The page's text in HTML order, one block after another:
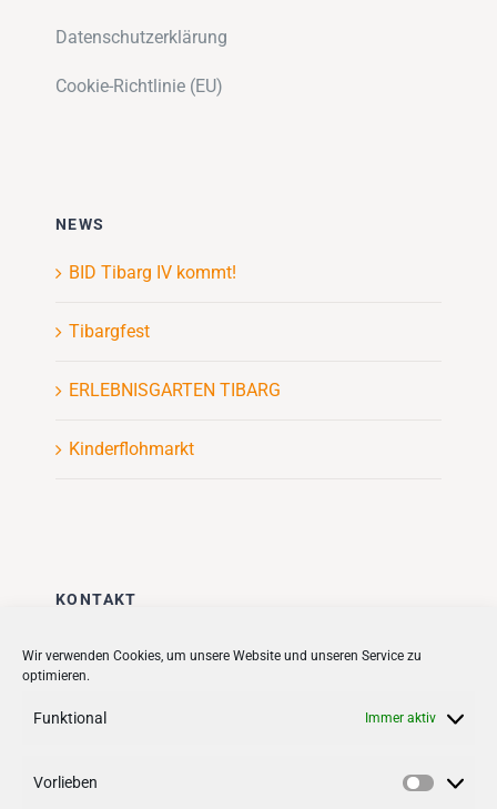
Wir verwenden Cookies, um unsere Website und unseren Service zu
optimieren.
Funktional Immer aktiv
Vorlieben
Datenschutzerklärung
Cookie-Richtlinie (EU)
NEWS
BID Tibarg IV kommt!
Tibargfest
ERLEBNISGARTEN TIBARG
Kinderflohmarkt
KONTAKT
Stadt + Handel City- und
Quartiersmanagement